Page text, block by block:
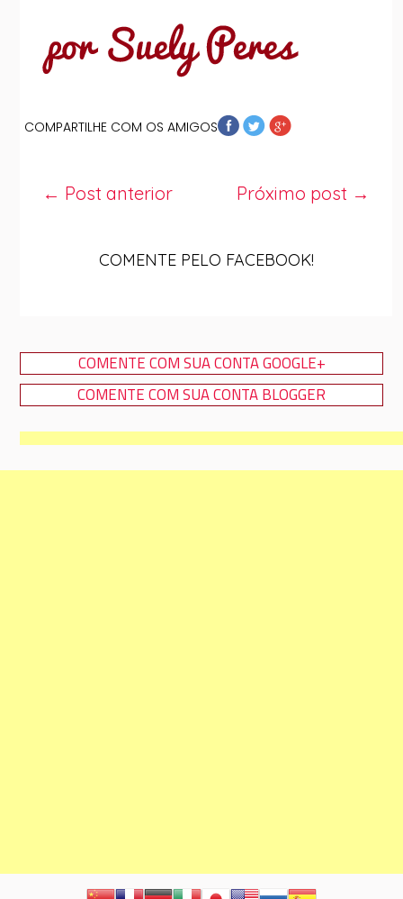
COMPARTILHE COM OS AMIGOS
Próximo post →
← Post anterior
COMENTE PELO FACEBOOK!
COMENTE COM SUA CONTA GOOGLE+
COMENTE COM SUA CONTA BLOGGER